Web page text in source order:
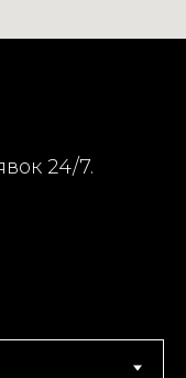
24/7.